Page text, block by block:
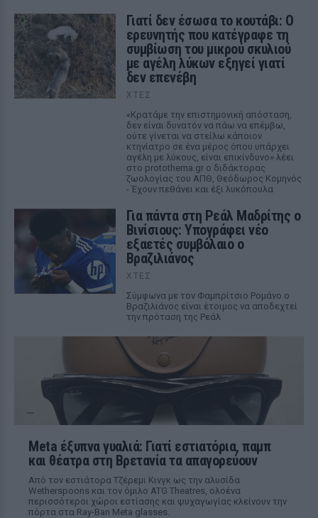
Γιατί δεν έσωσα το κουτάβι: Ο
ερευνητής που κατέγραφε τη
συμβίωση του μικρού σκυλιού
με αγέλη λύκων εξηγεί γιατί
δεν επενέβη
ΧΤΕΣ
«Κρατάμε την επιστημονική απόσταση,
δεν είναι δυνατόν να πάω να επέμβω,
ούτε γίνεται να στείλω κάποιον
κτηνίατρο σε ένα μέρος όπου υπάρχει
αγέλη με λύκους, είναι επικίνδυνο» λέει
στο protothema.gr ο διδάκτορας
ζωολογίας του ΑΠΘ, Θεόδωρος Κομηνός
- Έχουν πεθάνει και έξι λυκόπουλα
Για πάντα στη Ρεάλ Μαδρίτης ο
Βινίσιους: Υπογράφει νέο
εξαετές συμβόλαιο ο
Βραζιλιάνος
ΧΤΕΣ
Σύμφωνα με τον Φαμπρίτσιο Ρομάνο ο
Βραζιλιάνος είναι έτοιμος να αποδεχτεί
την πρόταση της Ρεάλ
Meta έξυπνα γυαλιά: Γιατί εστιατόρια, παμπ
και θέατρα στη Βρετανία τα απαγορεύουν
Από τον εστιάτορα Τζέρεμι Κινγκ ως την αλυσίδα
Wetherspoons και τον όμιλο ATG Theatres, ολοένα
περισσότεροι χώροι εστίασης και ψυχαγωγίας κλείνουν την
πόρτα στα Ray-Ban Meta glasses.